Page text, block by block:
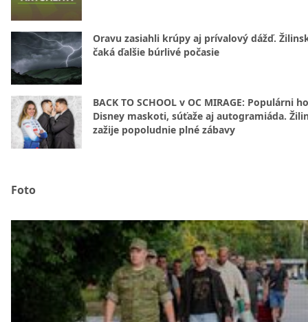
Oravu zasiahli krúpy aj prívalový dážď.
čaká ďalšie búrlivé počasie
BACK TO SCHOOL v OC MIRAGE: Populárni
Disney maskoti, súťaže aj autogramiáda.
zažije popoludnie plné zábavy
Foto